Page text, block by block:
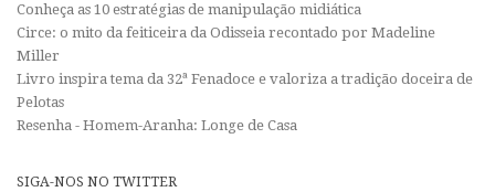
Conheça as 10 estratégias de manipulação midiática
Circe: o mito da feiticeira da Odisseia recontado por Madeline
Miller
Livro inspira tema da 32ª Fenadoce e valoriza a tradição doceira de
Pelotas
Resenha - Homem-Aranha: Longe de Casa
SIGA-NOS NO TWITTER